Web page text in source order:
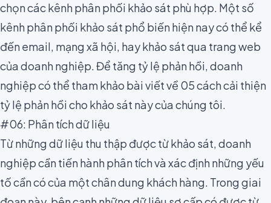
chọn các kênh phân phối khảo sát phù hợp. Một số
kênh phân phối khảo sát phổ biến hiện nay có thể kể
đến email, mạng xã hội, hay khảo sát qua trang web
của doanh nghiệp. Để tăng tỷ lệ phản hồi, doanh
nghiệp có thể tham khảo bài viết về 05 cách cải thiện
tỷ lệ phản hồi cho khảo sát này của chúng tôi.
#06: Phân tích dữ liệu
Từ những dữ liệu thu thập được từ khảo sát, doanh
nghiệp cần tiến hành phân tích và xác định những yếu
tố cần có của một chân dung khách hàng. Trong giai